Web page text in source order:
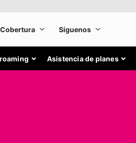
Asistencia de planes